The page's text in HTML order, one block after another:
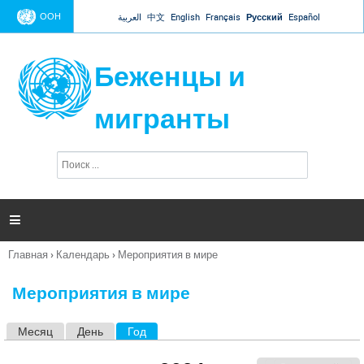
Jump to navigation
ООН العربية 中文 English Français Русский Español
Беженцы и
мигранты
п
и

Вы
Главная › Календарь › Мероприятия в мире
Мероприятия в мире
Месяц День Год